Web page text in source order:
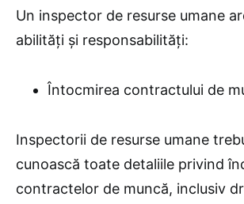
Un inspector de resurse umane
abilități și responsabilități:
Întocmirea contractului de
Inspectorii de resurse umane
cunoască toate detaliile privind
contractelor de muncă, inclusiv